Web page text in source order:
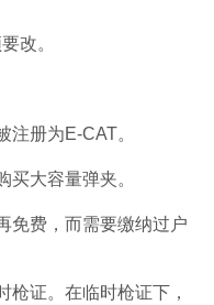
改。
注册为E-CAT。
买大容量弹夹。
免费，而需要缴纳过户
枪证。在临时枪证下，